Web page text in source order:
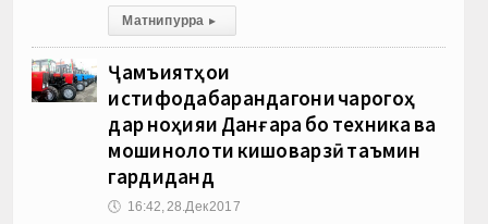
Матни пурра ▸
Ҷамъиятҳои
истифодабарандагони чарогоҳ
дар ноҳияи Данғара бо техника ва
мошинолоти кишоварзӣ таъмин
гардиданд
🕔 16:42, 28.Дек 2017